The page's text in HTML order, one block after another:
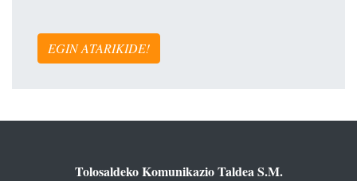
EGIN ATARIKIDE!
Tolosaldeko Komunikazio Taldea S.M.